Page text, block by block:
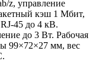
z, управление
кэш 1 Мбит,
45 до 4 кВ.
до 3 Вт. Рабочая
99×72×27 мм, вес